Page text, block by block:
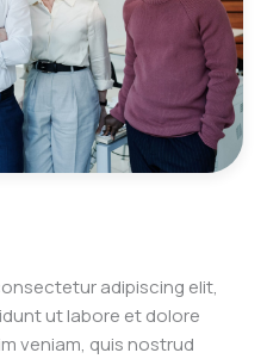
adipiscing elit,
ut labore et dolore
veniam, quis nostrud